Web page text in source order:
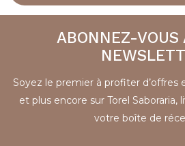
ABONNEZ-VOUS
Soyez le premier à profiter d’offres
et plus encore sur Torel
votre boîte de